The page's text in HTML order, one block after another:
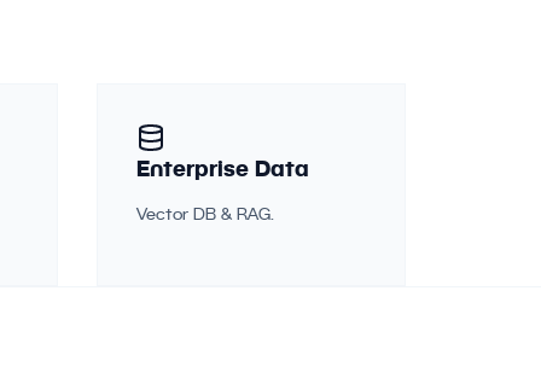
Enterprise Data
Vector DB & RAG.